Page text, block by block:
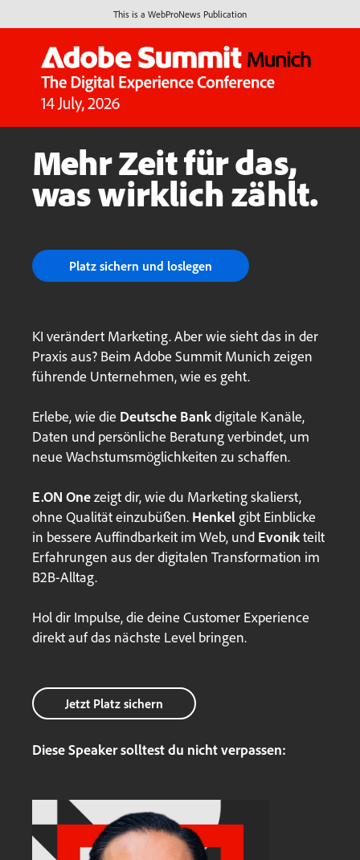
This is a WebProNews Publication
Mehr Zeit für das,
was wirklich zählt.
Platz sichern und loslegen
KI verändert Marketing. Aber wie sieht das in der
Praxis aus? Beim Adobe Summit Munich zeigen
führende Unternehmen, wie es geht.
Erlebe, wie die Deutsche Bankdigitale Kanäle,
Daten und persönliche Beratung verbindet, um
neue Wachstumsmöglichkeiten zu schaffen.
E.ON Onezeigt dir, wie du Marketing skalierst,
ohne Qualität einzubüßen. Henkelgibt Einblicke
in bessere Auffindbarkeit im Web, und Evonikteilt
Erfahrungen aus der digitalen Transformation im
B2B-Alltag.
Hol dir Impulse, die deine Customer Experience
direkt auf das nächste Level bringen.
Jetzt Platz sichern
Diese Speaker solltest du nicht verpassen: